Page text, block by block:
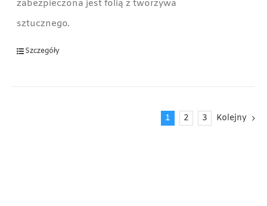
zabezpieczona jest folią z tworzywa
sztucznego.
Szczegóły
1 2 3 Kolejny